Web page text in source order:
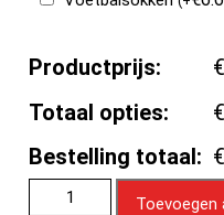
Productprijs:
Totaal opties:
Bestelling totaal:
Toevoegen